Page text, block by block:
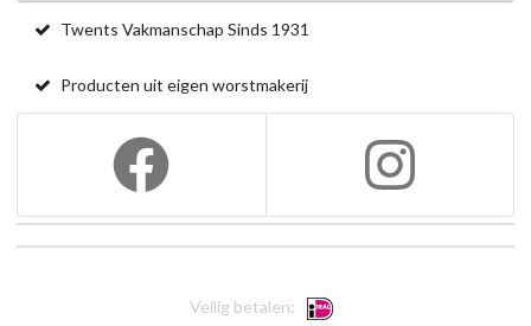
Twents Vakmanschap Sinds 1931
Producten uit eigen worstmakerij
Veilig betalen: